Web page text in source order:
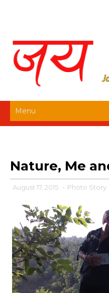
Nature, Me
August 17, 2015 - Photo Story